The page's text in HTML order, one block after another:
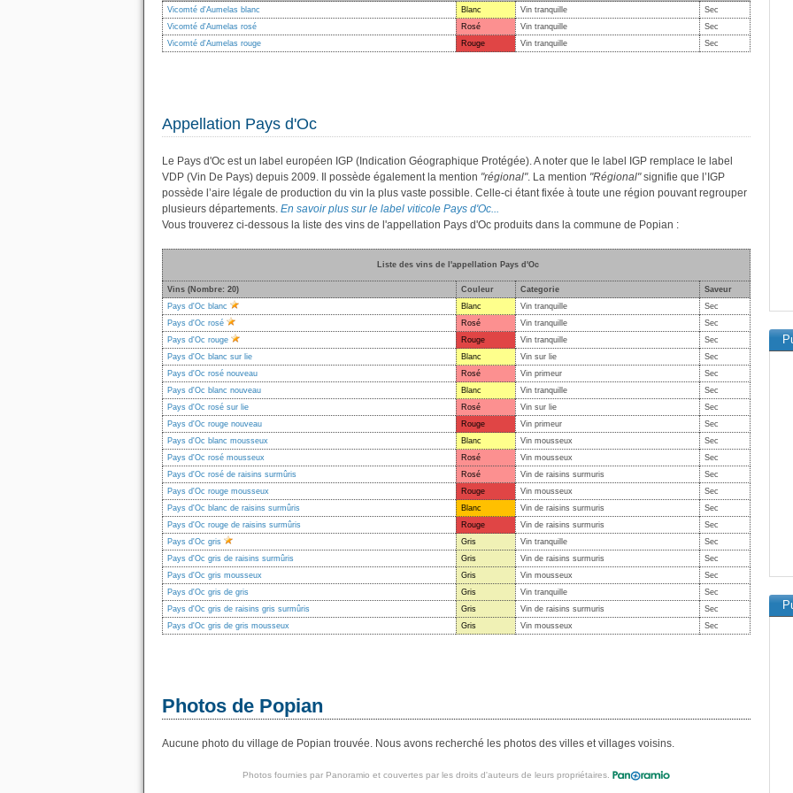
Vicomté d'Aumelas blanc
Blanc Vin tranquille
Sec
Vicomté d'Aumelas rosé
Rosé Vin tranquille
Sec
Vicomté d'Aumelas rouge
Rouge Vin tranquille Sec
Appellation Pays d'Oc
Le Pays d'Oc est un label européen IGP (Indication Géographique Protégée). A noter que le label IGP remplace le label
VDP (Vin De Pays) depuis 2009. Il possède également la mention "régional". La mention "Régional"signifie que l’IGP
possède l’aire légale de production du vin la plus vaste possible. Celle-ci étant fixée à toute une région pouvant regrouper
plusieurs départements. En savoir plus sur le label viticole Pays d'Oc...
Vous trouverez ci-dessous la liste des vins de l'appellation Pays d'Oc produits dans la commune de Popian :
Liste des vins de l'appellation Pays d'Oc
Vins (Nombre: 20) Couleur Categorie
Saveur
Pays d'Oc blanc
Blanc Vin tranquille
Sec
Pays d'Oc rosé
Rosé Vin tranquille
Sec
Pays d'Oc rouge
Rouge Vin tranquille
Sec
Pays d'Oc blanc sur lie
Blanc Vin sur lie
Sec
Pays d'Oc rosé nouveau
Rosé Vin primeur
Sec
Pays d'Oc blanc nouveau
Blanc Vin tranquille
Sec
Pays d'Oc rosé sur lie
Rosé Vin sur lie
Sec
Pays d'Oc rouge nouveau
Rouge Vin primeur
Sec
Pays d'Oc blanc mousseux
Blanc Vin mousseux
Sec
Pays d'Oc rosé mousseux
Rosé Vin mousseux
Sec
Pays d'Oc rosé de raisins surmûris
Rosé Vin de raisins surmuris
Sec
Pays d'Oc rouge mousseux
Rouge Vin mousseux
Sec
Pays d'Oc blanc de raisins surmûris
Blanc Vin de raisins surmuris
Sec
Pays d'Oc rouge de raisins surmûris
Rouge Vin de raisins surmuris
Sec
Pays d'Oc gris
Gris Vin tranquille
Sec
Pays d'Oc gris de raisins surmûris
Gris Vin de raisins surmuris
Sec
Pays d'Oc gris mousseux
Gris Vin mousseux
Sec
Pays d'Oc gris de gris
Gris Vin tranquille
Sec
Pays d'Oc gris de raisins gris surmûris
Gris Vin de raisins surmuris
Sec
Pays d'Oc gris de gris mousseux
Gris Vin mousseux Sec
Photos de Popian
Aucune photo du village de Popian trouvée. Nous avons recherché les photos des villes et villages voisins.
Photos fournies par Panoramio et couvertes par les droits d'auteurs de leurs propriétaires.